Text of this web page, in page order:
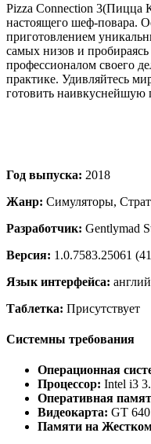
Pizza Connection 3(Пицца
настоящего шеф-повара.
приготовлением
самых низов и
профессионалом своего
практике. Удивляйтесь
готовить наивкуснейшую
Год выпуска: 2018
Жанр: Симуляторы,
Разработчик: Gentlymad
Версия: 1.0.7583.25061
Язык интерфейса:
Таблетка: Присутствует
Системны требования
Операционная
Процессор: Intel i3
Оперативная
Видеокарта: GT 640
Памяти на